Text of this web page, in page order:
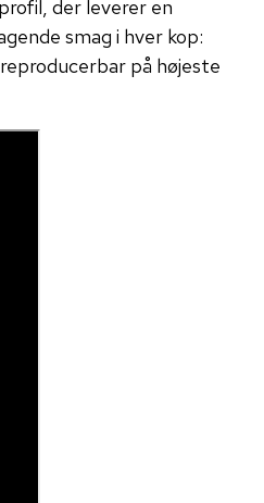
der leverer en
smag i hver kop:
på højeste